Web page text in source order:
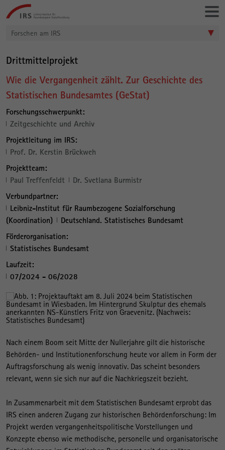
Gehe
direkt
Leibniz-
Institut
Forschen am IRS
Drittmittelprojekt
Wie die Vergangenheit zählt. Zur Geschichte des
Statistischen Bundesamtes (GeStat)
Forschungsschwerpunkt:
Zeitgeschichte und Archiv
Projektleitung im IRS:
Prof. Dr. Kerstin Brückweh
Projektteam:
Paul Treffenfeldt
Dr. Svetlana Burmistr
Verbundpartner:
Leibniz-Institut für Raumbezogene Sozialforschung
(Koordination)
Deutschland. Statistisches Bundesamt
Förderorganisation:
Statistisches Bundesamt
Laufzeit:
07/2024 - 06/2028
Nach einem Boom seit Mitte der Nullerjahre gilt die historische
Behörden- und Institutionenforschung heute vor allem in Form der
Auftragsforschung als wenig innovativ. Das scheint besonders
relevant, wenn sie sich nur auf die Nachkriegszeit bezieht.
In Zusammenarbeit mit dem Statistischen Bundesamt erprobt das
IRS einen anderen Zugang zur historischen Behördenforschung: Im
Projekt werden vergangenheitspolitische Vorstellungen und
Konzepte ebenso wie methodische, personelle und organisatorische